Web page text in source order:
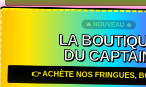
🔥 NOUVEAU 🔥
LA
DU
👉 ACHÈTE NOS FRINGUES,